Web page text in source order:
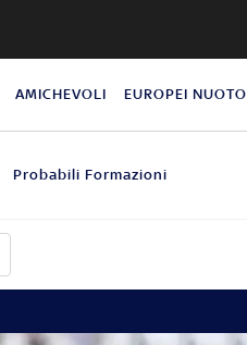
AMICHEVOLI EUROPEI NUOTO
Probabili Formazioni